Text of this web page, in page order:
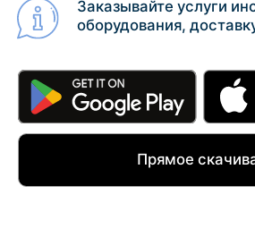
Прямое скачивание
Адрес
141840, Россия, Московская
г.Дмитров, г. Яхрома, ул Троицкая, д.1